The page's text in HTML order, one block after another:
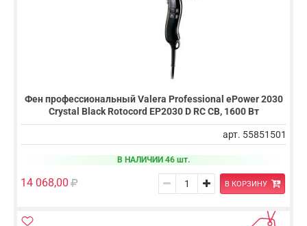
Фен профессиональный Valera Professional ePower 2030
Crystal Black Rotocord EP2030 D RC CB, 1600 Вт
арт. 55851501
В НАЛИЧИИ 46 шт.
14 068,00 В КОРЗИНУ